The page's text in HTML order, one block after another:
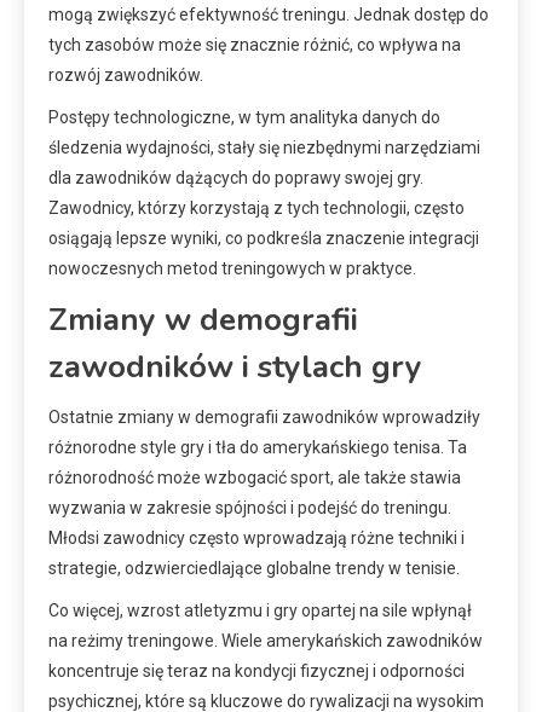
mogą zwiększyć efektywność treningu. Jednak dostęp do
tych zasobów może się znacznie różnić, co wpływa na
rozwój zawodników.
Postępy technologiczne, w tym analityka danych do
śledzenia wydajności, stały się niezbędnymi narzędziami
dla zawodników dążących do poprawy swojej gry.
Zawodnicy, którzy korzystają z tych technologii, często
osiągają lepsze wyniki, co podkreśla znaczenie integracji
nowoczesnych metod treningowych w praktyce.
Zmiany w demografii
zawodników i stylach gry
Ostatnie zmiany w demografii zawodników wprowadziły
różnorodne style gry i tła do amerykańskiego tenisa. Ta
różnorodność może wzbogacić sport, ale także stawia
wyzwania w zakresie spójności i podejść do treningu.
Młodsi zawodnicy często wprowadzają różne techniki i
strategie, odzwierciedlające globalne trendy w tenisie.
Co więcej, wzrost atletyzmu i gry opartej na sile wpłynął
na reżimy treningowe. Wiele amerykańskich zawodników
koncentruje się teraz na kondycji fizycznej i odporności
psychicznej, które są kluczowe do rywalizacji na wysokim